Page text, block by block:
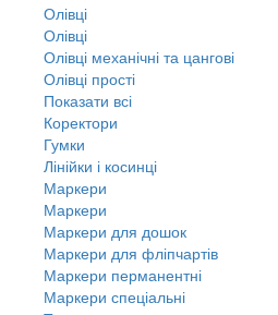
Олівці
Олівці
Олівці механічні та цангові
Олівці прості
Показати всі
Коректори
Гумки
Лінійки і косинці
Маркери
Маркери
Маркери для дошок
Маркери для фліпчартів
Маркери перманентні
Маркери спеціальні